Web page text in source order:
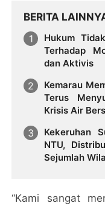
BERITA
Hukum
Terhadap
dan Aktivis
Kemarau
Terus
Krisis Air
Kekeruhan
NTU,
Sejumlah
“Kami sangat